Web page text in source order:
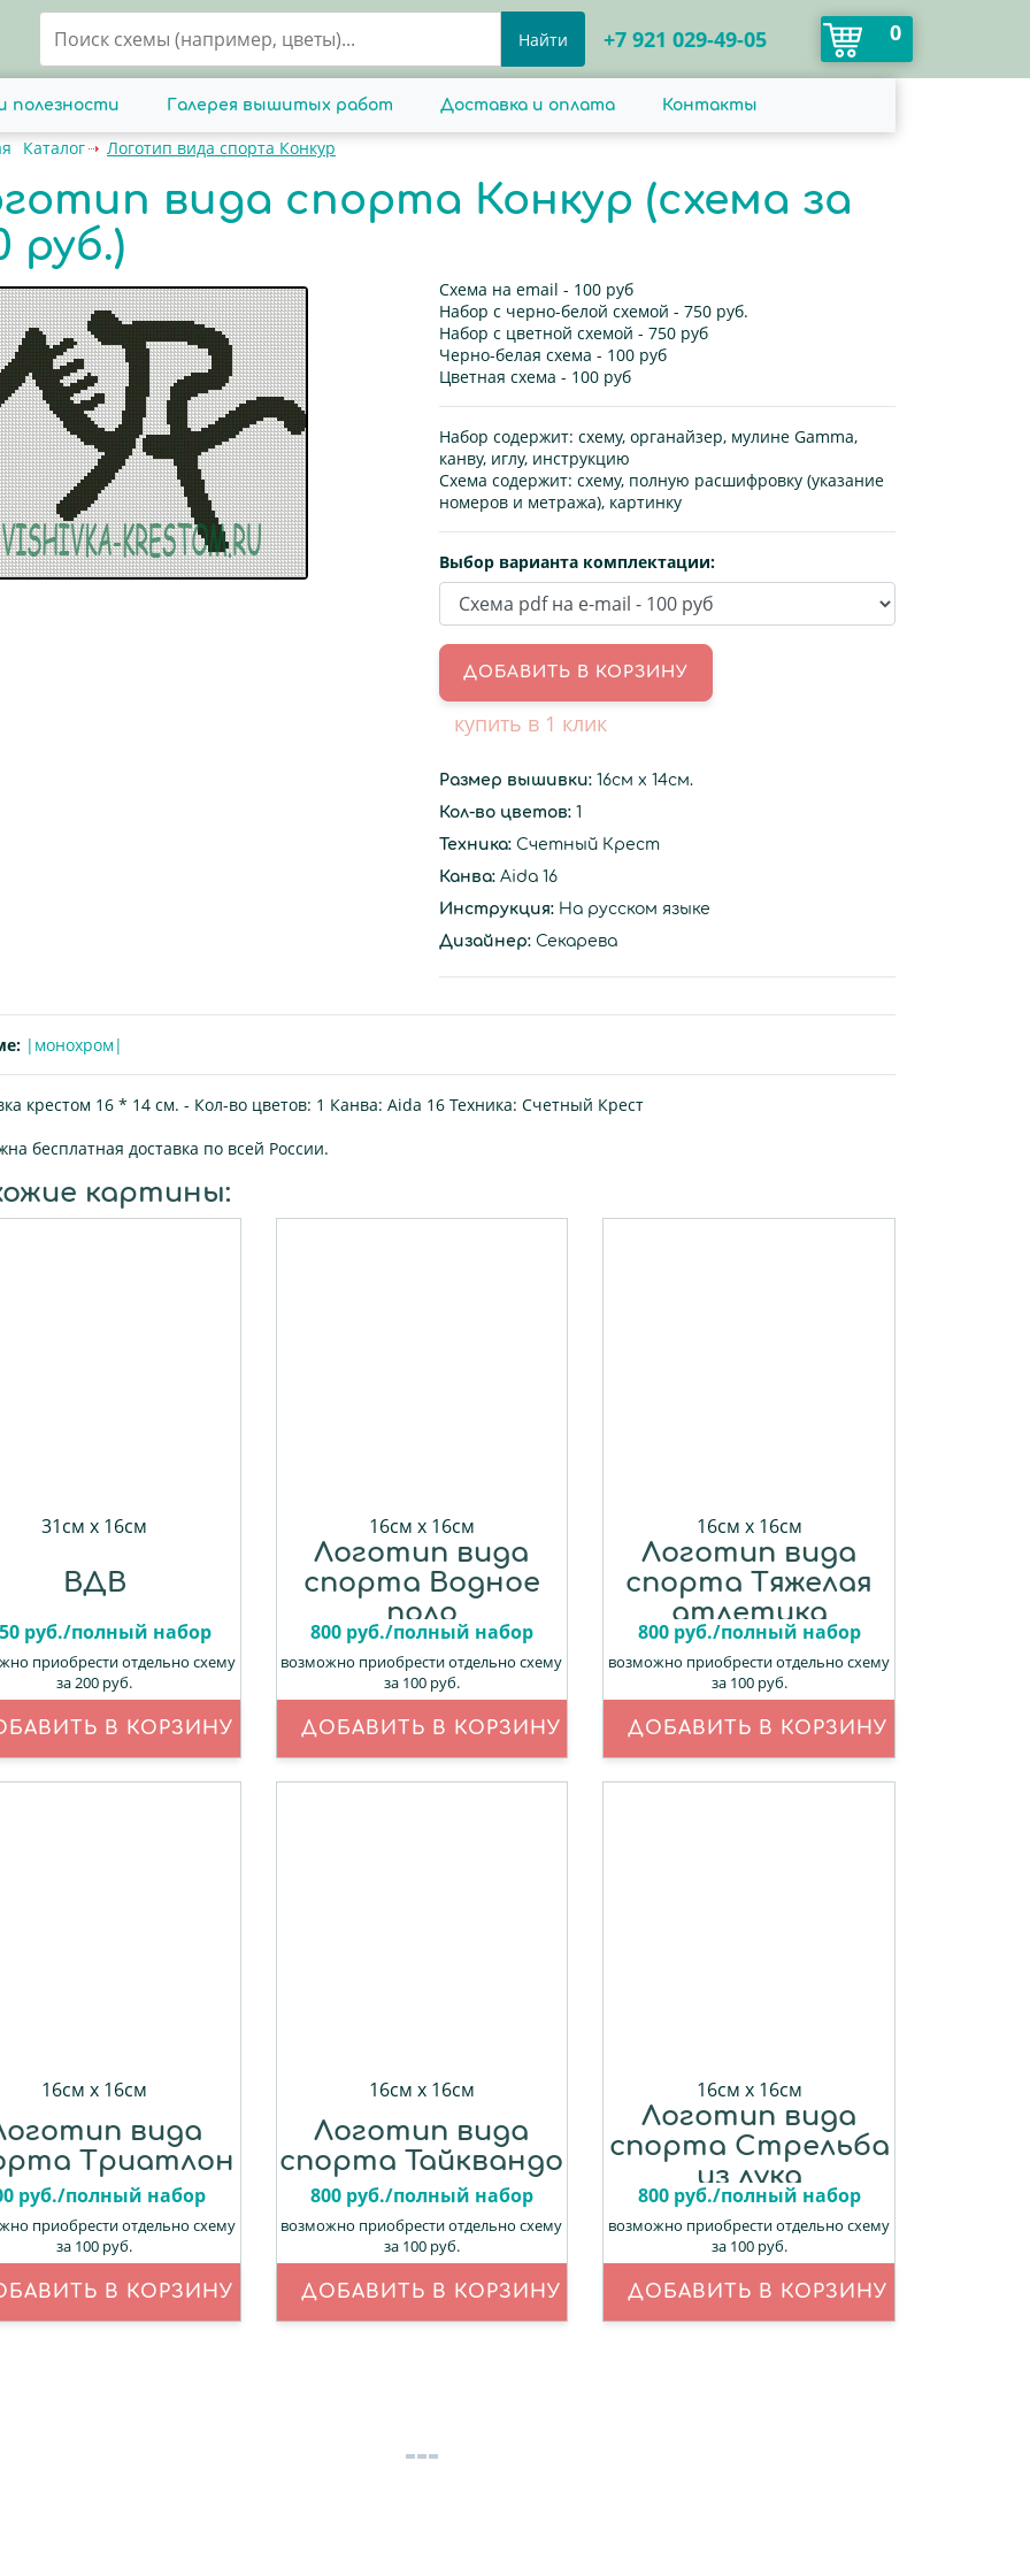
+7 921 029-49-05 0
Найти
полезности Галерея вышитых работ Доставка и оплата Контакты
Каталог Логотип вида спорта Конкур
вида спорта Конкур (схема за
руб.)
Схема на email - 100 руб
Набор с черно-белой схемой - 750 руб.
Набор с цветной схемой - 750 руб
Черно-белая схема - 100 руб
Цветная схема - 100 руб
Набор содержит: схему, органайзер, мулине Gamma,
канву, иглу, инструкцию
Схема содержит: схему, полную расшифровку (указание
номеров и метража), картинку
Выбор варианта комплектации:
купить в 1 клик
Размер вышивки: 16см х 14см.
Кол-во цветов: 1
Техника: Счетный Крест
Канва: Aida 16
Инструкция: На русском языке
Дизайнер: Секарева
|монохром|
крестом 16 * 14 см. - Кол-во цветов: 1 Канва: Aida 16 Техника: Счетный Крест
бесплатная доставка по всей России.
картины:
31см х 16см
ВДВ
руб./полный набор
приобрести отдельно схему
за 200 руб.
16см х 16см
Логотип вида
спорта Водное
поло
800 руб./полный набор
возможно приобрести отдельно схему
за 100 руб.
16см х 16см
Логотип вида
спорта Тяжелая
атлетика
800 руб./полный набор
возможно приобрести отдельно схему
за 100 руб.
16см х 16см
вида
Триатлон
руб./полный набор
приобрести отдельно схему
за 100 руб.
16см х 16см
Логотип вида
спорта Тайквандо
800 руб./полный набор
возможно приобрести отдельно схему
за 100 руб.
16см х 16см
Логотип вида
спорта Стрельба
из лука
800 руб./полный набор
возможно приобрести отдельно схему
за 100 руб.